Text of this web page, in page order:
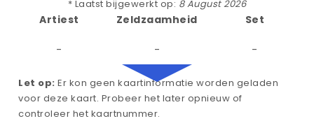
* Laatst bijgewerkt op: 8 August 2026
Artiest
-
Zeldzaamheid
-
Set
-
Let op: Er kon geen kaartinformatie worden geladen
voor deze kaart. Probeer het later opnieuw of
controleer het kaartnummer.